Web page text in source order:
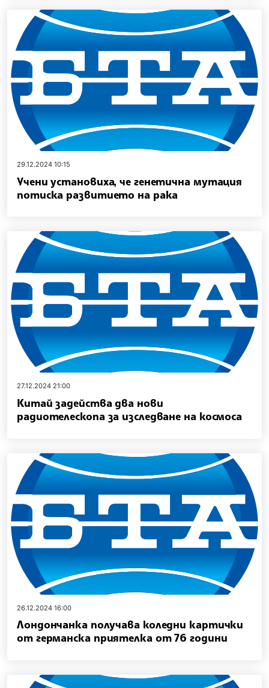
29.12.2024 10:15
Учени установиха, че генетична мутация
потиска развитието на рака
27.12.2024 21:00
Китай задейства два нови
радиотелескопа за изследване на космоса
26.12.2024 16:00
Лондончанка получава коледни картички
от германска приятелка от 76 години